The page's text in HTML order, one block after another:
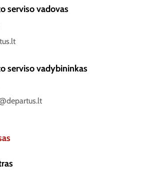
serviso vadovas
serviso vadybininkas